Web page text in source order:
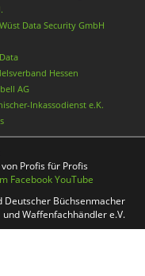
Data Security GmbH
Hessen
AG
Inkassodienst e.K.
Profis für Profis
FacebookYouTube
Deutscher Büchsenmacher
und Waffenfachhändler e.V.